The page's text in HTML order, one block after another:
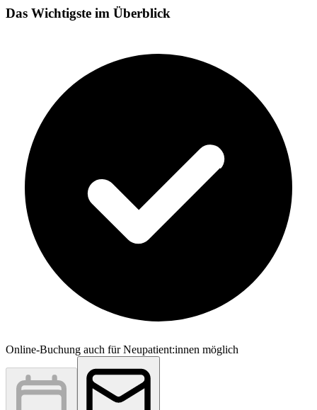
Das Wichtigste im Überblick
Online-Buchung auch für Neupatient:innen möglich